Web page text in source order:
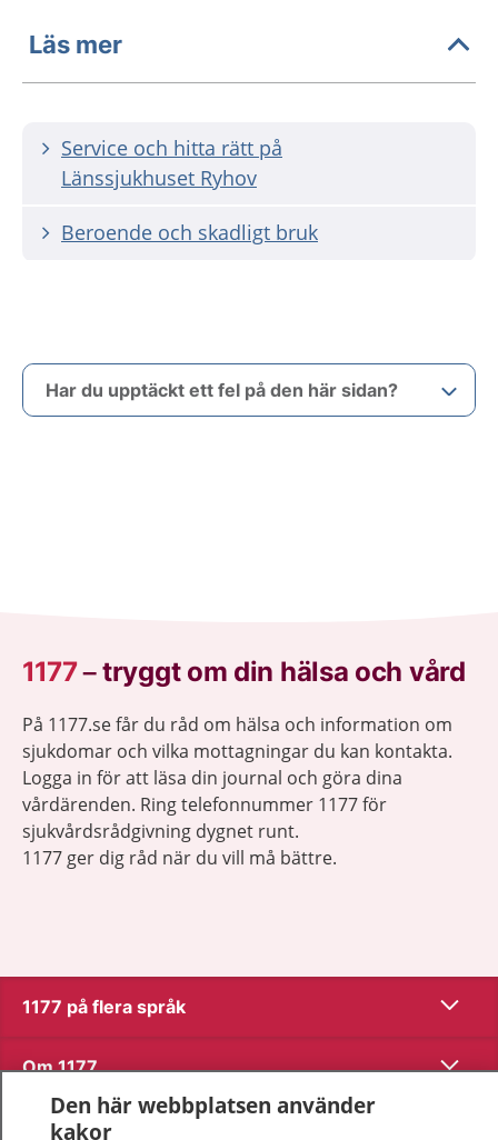
Läs mer
Service och hitta rätt på
Länssjukhuset Ryhov
Beroende och skadligt bruk
Har du upptäckt ett fel på den här sidan?
1177–tryggt om din hälsa och vård
På 1177.se får du råd om hälsa och information om
sjukdomar och vilka mottagningar du kan kontakta.
Logga in för att läsa din journal och göra dina
vårdärenden. Ring telefonnummer 1177 för
sjukvårdsrådgivning dygnet runt.
1177 ger dig råd när du vill må bättre.
1177 på flera språk Visa
Om 1177 Visa
Kontakt
Den här webbplatsen använder
kakor